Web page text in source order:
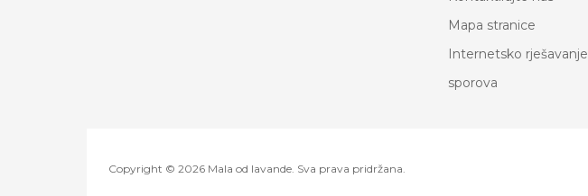
Mapa stranice
Internetsko rješavanje
sporova
Copyright © 2026 Mala od lavande. Sva prava pridržana.